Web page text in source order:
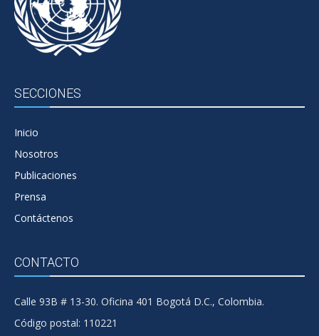
SECCIONES
Inicio
Nosotros
Publicaciones
Prensa
Contáctenos
CONTACTO
Calle 93B # 13-30. Oficina 401 Bogotá D.C., Colombia.
Código postal: 110221